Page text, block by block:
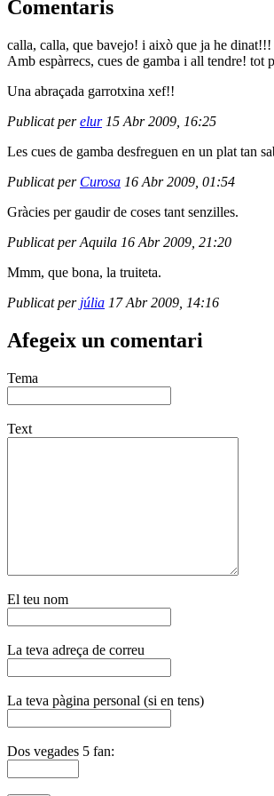
Comentaris
calla, calla, que bavejo! i això que ja he dinat!!!
Amb espàrrecs, cues de gamba i all tendre! tot
Una abraçada garrotxina xef!!
Publicat perelur15 Abr 2009, 16:25
Les cues de gamba desfreguen en un plat tan
Publicat per Curosa 16 Abr 2009, 01:54
Gràcies per gaudir de coses tant senzilles.
Publicat per Aquila 16 Abr 2009, 21:20
Mmm, que bona, la truiteta.
Publicat per júlia 17 Abr 2009, 14:16
Afegeix un comentari
Tema
Text
El teu nom
La teva adreça de correu
La teva pàgina personal (si en tens)
Dos vegades 5 fan: